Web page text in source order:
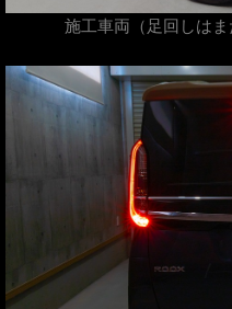
施工車両（足回しはま